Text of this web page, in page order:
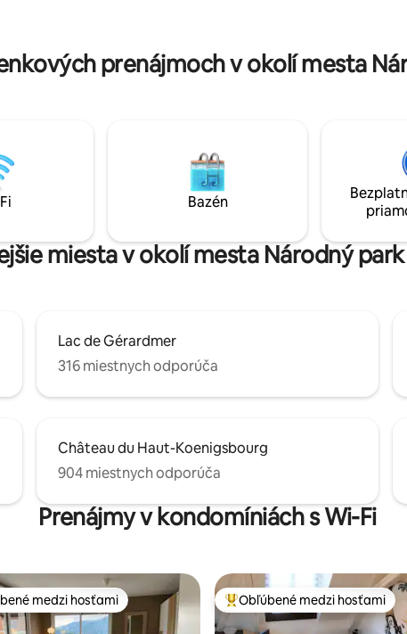
prenájmoch v okolí mesta
Bazén
miesta v okolí mesta Národný
Lac de Gérardmer
316 miestnych odporúča
Château du Haut-Koenigsbourg
904 miestnych odporúča
Prenájmy v kondomíniách s Wi-Fi
medzi hosťami
medzi hosťami Najobľúbenejšie medzi hosťami
Obľúbené medzi hosťami